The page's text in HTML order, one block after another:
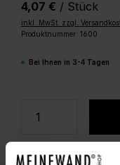
4,07 € / Stück
inkl. MwSt. zzgl.
Produktnummer: 1600
Bei Ihnen in 3-4 Tagen
Produkt